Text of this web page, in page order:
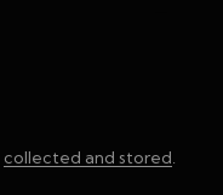
collected and stored